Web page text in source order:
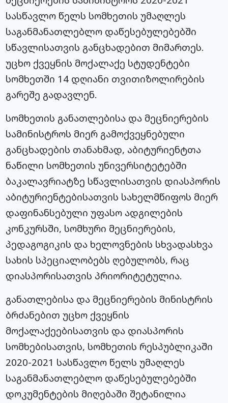
სასწავლო წელს სომხეთის უმაღლეს
საგანმანათლებლო დაწესებულებებში
სწავლისათვის განცხადებით მიმართეს.
უცხო ქვეყნის მოქალაქე სტუდენტები
სომხეთში 14 დღიანი თვითიზოლირების
გარეშე გადავლენ.
სომხეთის განათლებისა და მეცნიერების
სამინისტროს მიერ გამოქვეყნებული
განცხადების თანახმად, აბიტურიენტთა
ნაწილი სომხეთის უნივერსიტეტებში
ბაკალავრიატზე სწავლისათვის დიასპორის
აბიტურიენტებისათვის სახელმწიფოს მიერ
დაფინანსებული უფასო ადგილების
კონკურსში, სომხური მეცნიერების,
პედაგოგიკის და ხელოვნების სხვადასხვა
სახის სპეციალობებს ღებულობს, რაც
დიასპორისათვის პრიორიტეტულია.
განათლებისა და მეცნიერების მინისტრის
ბრძანებით უცხო ქვეყნის
მოქალაქეებისათვის და დიასპორის
სომხებისათვის, სომხეთის რესპუბლიკაში
2020-2021 სასწავლო წელს უმაღლეს
საგანმანათლებლო დაწესებულებებში
დოკუმენტების მიღებაში შეტანილია